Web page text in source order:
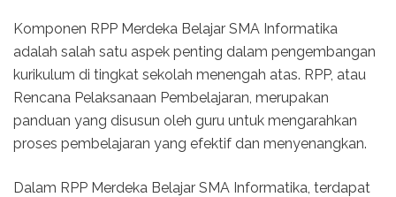
Komponen RPP Merdeka Belajar SMA Informatika
adalah salah satu aspek penting dalam pengembangan
kurikulum di tingkat sekolah menengah atas. RPP, atau
Rencana Pelaksanaan Pembelajaran, merupakan
panduan yang disusun oleh guru untuk mengarahkan
proses pembelajaran yang efektif dan menyenangkan.
Dalam RPP Merdeka Belajar SMA Informatika, terdapat